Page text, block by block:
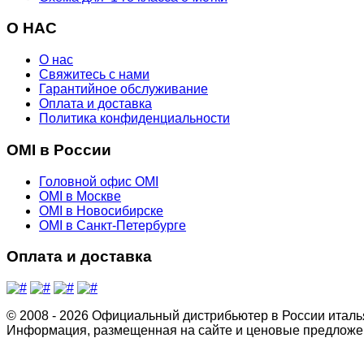
О НАС
О нас
Свяжитесь с нами
Гарантийное обслуживание
Оплата и доставка
Политика конфиденциальности
OMI в России
Головной офис OMI
OMI в Москве
OMI в Новосибирске
OMI в Санкт-Петербурге
Оплата и доставка
© 2008 - 2026 Официальный дистрибьютер в России
Информация, размещенная на сайте и ценовые